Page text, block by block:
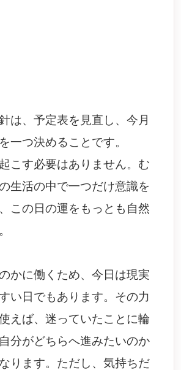
は、予定表を見直し、今月
一つ決めることです。
こす必要はありません。む
生活の中で一つだけ意識を
この日の運をもっとも自然
かに働くため、今日は現実
い日でもあります。その力
えば、迷っていたことに輪
分がどちらへ進みたいのか
ります。ただし、気持ちだ